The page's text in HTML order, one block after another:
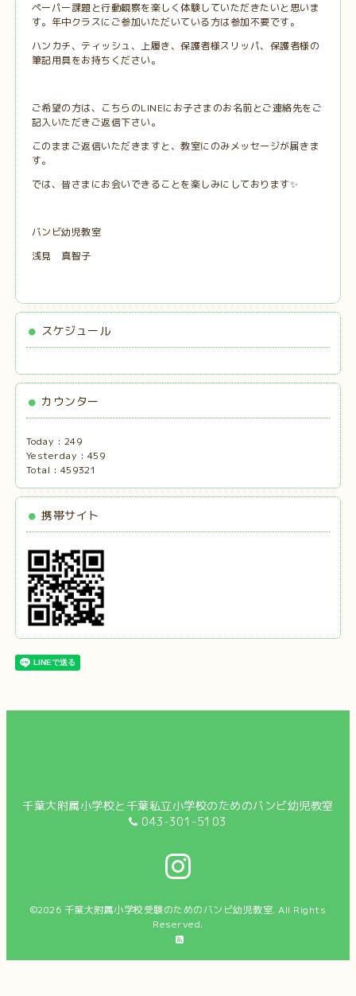
ペーパー課題と行動観察を楽しく体験していただきたいと思いま
す。年中クラスにご参加いただいている方は参加不要です。
ハンカチ、ティッシュ、上履き、保護者様スリッパ、保護者様の
筆記用具をお持ちください。
ご希望の方は、こちらのLINEにお子さまのお名前とご連絡先をご
記入いただきご返信下さい。
このままご返信いただきますと、教室にのみメッセージが届きま
す。
では、皆さまにお会いできることを楽しみにしております✨
バンビ幼児教室
浅見 真智子
スケジュール
カウンター
Today : 249
Yesterday : 459
Total : 459321
携帯サイト
千葉大附属小学校と千葉私立小学校のためのバンビ幼児教室
043-301-5103
©2026 千葉大附属小学校受験のためのバンビ幼児教室. All Rights
Reserved.